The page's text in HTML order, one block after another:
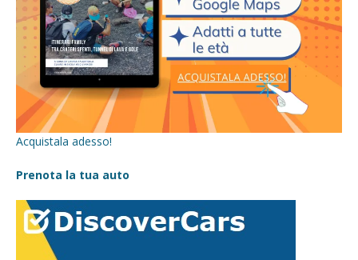
Acquistala adesso!
Prenota la tua auto